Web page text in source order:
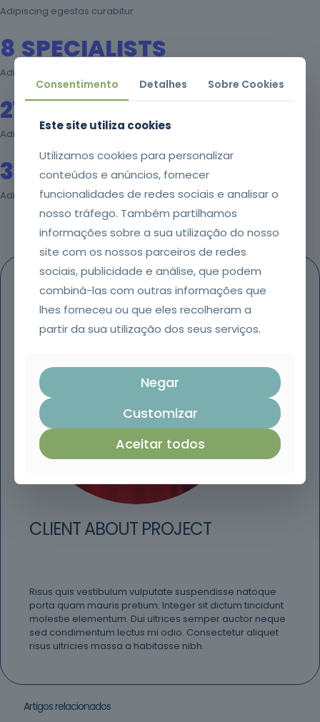
Adipiscing egestas curabitur
8 SPECIALISTS
Adipiscing egestas curabitur
21 VIEWS
Adipiscing egestas curabitur
37 SPONSORS
Adipiscing egestas curabitur
CLIENT ABOUT PROJECT
Risus quis vestibulum vulputate suspendisse natoque
porta quam mauris pretium. Integer sit dictum tincidunt
molestie elementum. Dui ultrices semper auctor neque
sed condimentum lectus mi odio. Consectetur aliquet
risus ultricies massa a habitasse nibh.
Artigos relacionados
Consentimento Detalhes Sobre Cookies
Este site utiliza cookies
Utilizamos cookies para personalizar
conteúdos e anúncios, fornecer
funcionalidades de redes sociais e analisar o
nosso tráfego. Também partilhamos
informações sobre a sua utilização do nosso
site com os nossos parceiros de redes
sociais, publicidade e análise, que podem
combiná-las com outras informações que
lhes forneceu ou que eles recolheram a
partir da sua utilização dos seus serviços.
Negar
Customizar
Aceitar todos